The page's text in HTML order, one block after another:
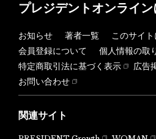
プレジデントオンライン
お知らせ 著者一覧
このサイ
会員登録について
個人情報の取
特定商取引法に基づく表示
広告
お問い合わせ
関連サイト